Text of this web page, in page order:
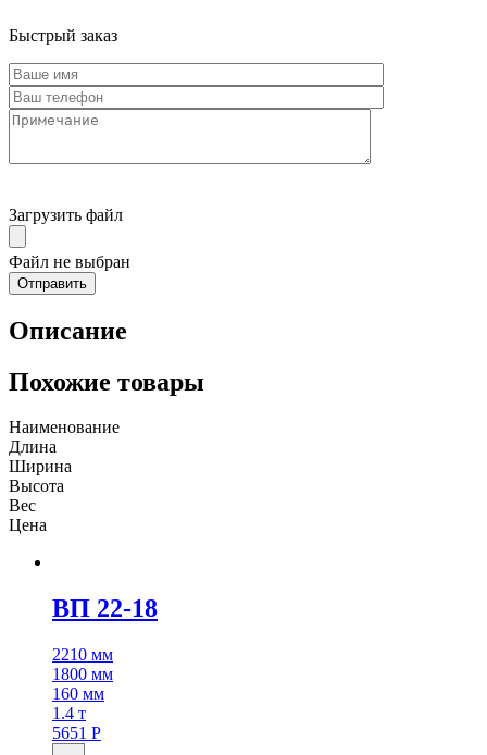
Быстрый заказ
Загрузить файл
Файл не выбран
Описание
Похожие товары
Наименование
Длина
Ширина
Высота
Вес
Цена
ВП 22-18
2210 мм
1800 мм
160 мм
1.4 т
5651 Р